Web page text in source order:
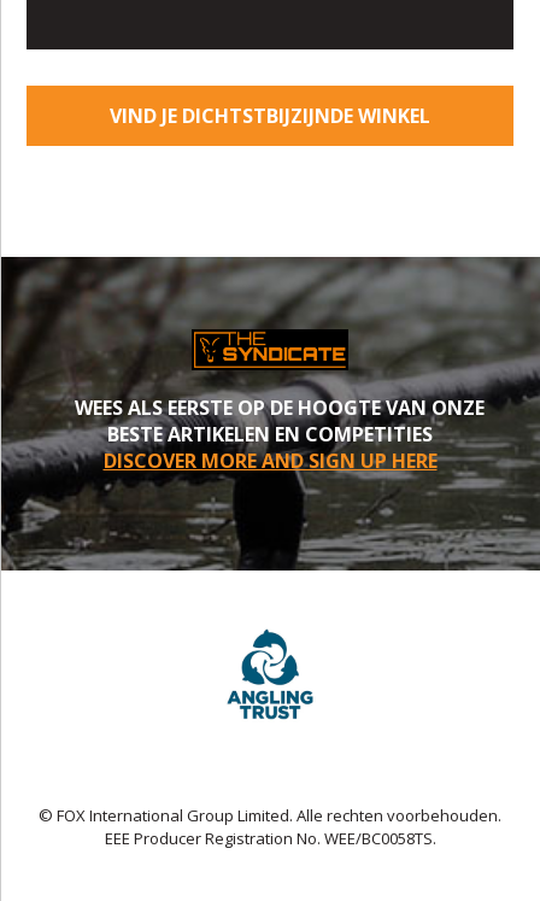
VIND JE DICHTSTBIJZIJNDE WINKEL
WEES ALS EERSTE OP DE HOOGTE VAN ONZE
BESTE ARTIKELEN EN COMPETITIES
DISCOVER MORE AND SIGN UP HERE
© FOX International Group Limited. Alle rechten voorbehouden.
EEE Producer Registration No. WEE/BC0058TS.